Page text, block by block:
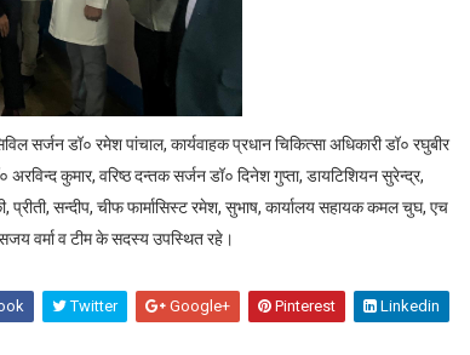
सर्जन डॉ० रमेश पांचाल, कार्यवाहक प्रधान चिकित्सा अधिकारी डॉ० रघुबीर
अरविन्द कुमार, वरिष्ठ दन्तक सर्जन डॉ० दिनेश गुप्ता, डायटिशियन सुरेन्द्र,
प्रीती, सन्दीप, चीफ फार्मासिस्ट रमेश, सुभाष, कार्यालय सहायक कमल चुघ, एच
वर्मा व टीम के सदस्य उपस्थित रहे।
Twitter Google+ Pinterest Linkedin